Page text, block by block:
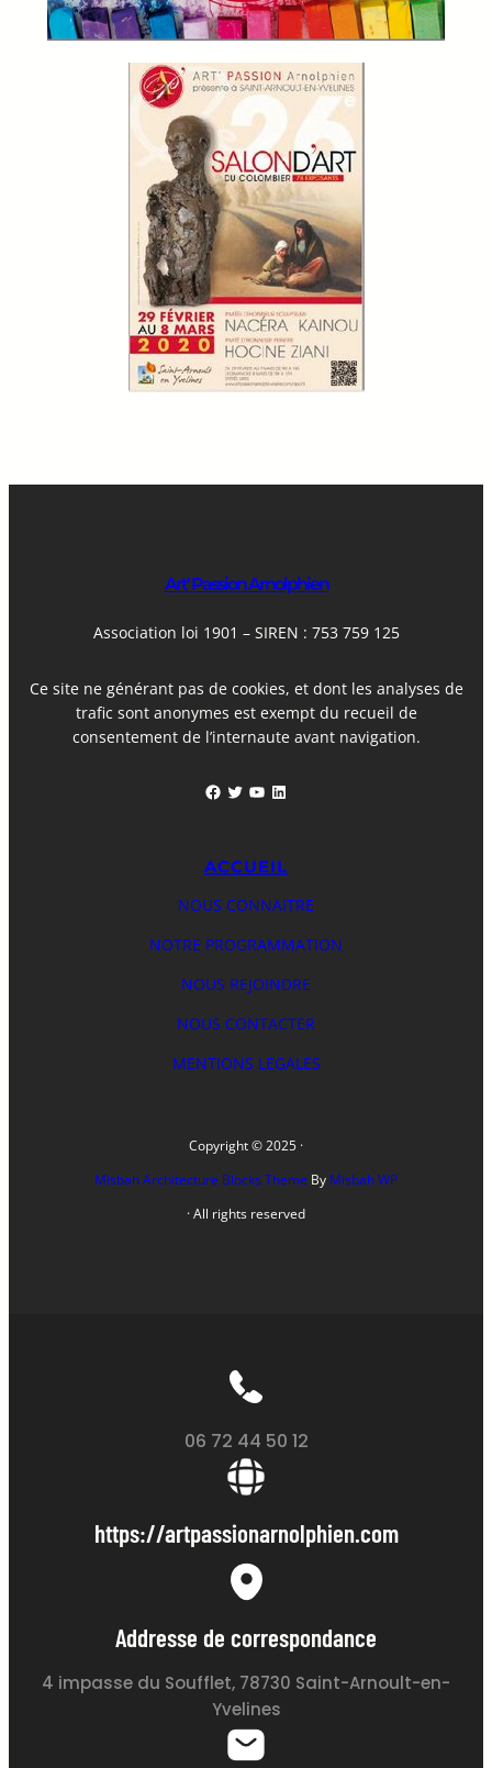
Art' Passion Arnolphien
Association loi 1901 – SIREN : 753 759 125
Ce site ne générant pas de cookies, et dont les analyses de
trafic sont anonymes est exempt du recueil de
consentement de l’internaute avant navigation.
ACCUEIL
NOUS CONNAITRE
NOTRE PROGRAMMATION
NOUS REJOINDRE
NOUS CONTACTER
MENTIONS LEGALES
Copyright © 2025 ·
Misbah Architecture Blocks Theme By Misbah WP
· All rights reserved
06 72 44 50 12
https://artpassionarnolphien.com
Addresse de correspondance
4 impasse du Soufflet, 78730 Saint-Arnoult-en-
Yvelines